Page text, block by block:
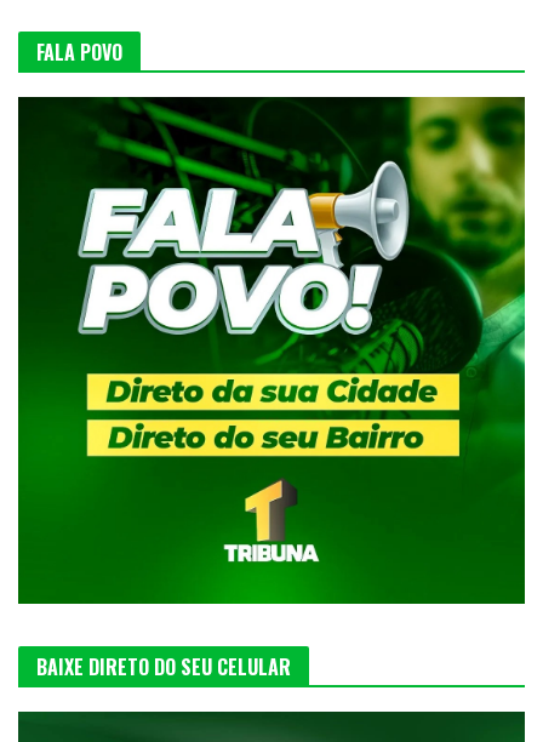
FALA POVO
BAIXE DIRETO DO SEU CELULAR